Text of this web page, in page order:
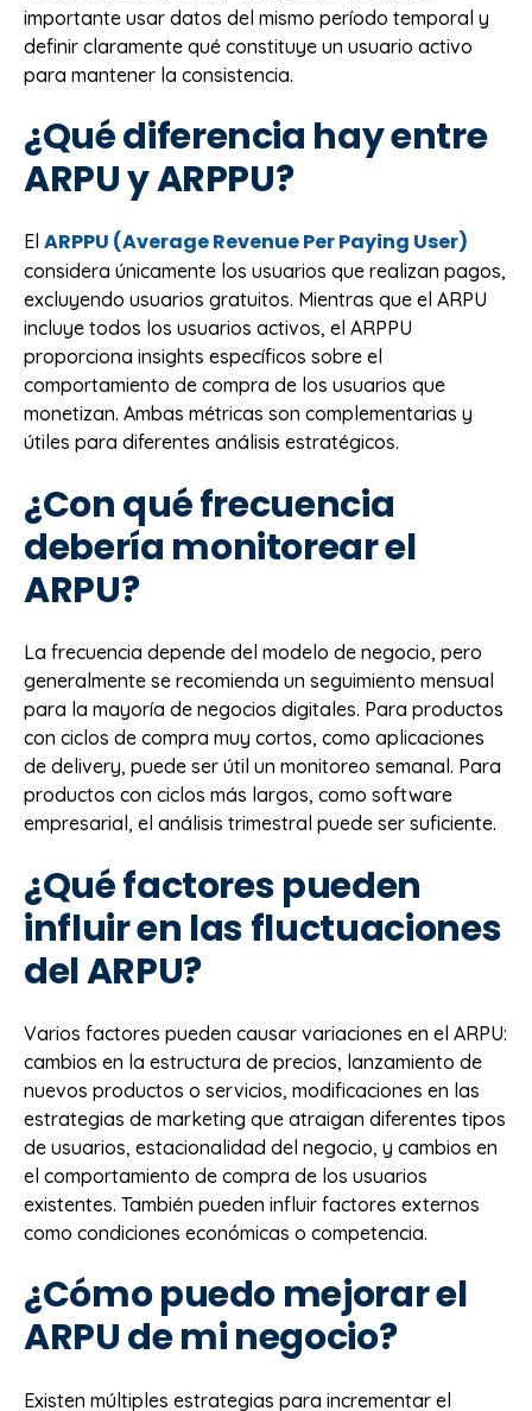
importante usar datos del mismo período temporal y
definir claramente qué constituye un usuario activo
para mantener la consistencia.
¿Qué diferencia hay entre
ARPU y ARPPU?
El ARPPU (Average Revenue Per Paying User)
considera únicamente los usuarios que realizan pagos,
excluyendo usuarios gratuitos. Mientras que el ARPU
incluye todos los usuarios activos, el ARPPU
proporciona insights específicos sobre el
comportamiento de compra de los usuarios que
monetizan. Ambas métricas son complementarias y
útiles para diferentes análisis estratégicos.
¿Con qué frecuencia
debería monitorear el
ARPU?
La frecuencia depende del modelo de negocio, pero
generalmente se recomienda un seguimiento mensual
para la mayoría de negocios digitales. Para productos
con ciclos de compra muy cortos, como aplicaciones
de delivery, puede ser útil un monitoreo semanal. Para
productos con ciclos más largos, como software
empresarial, el análisis trimestral puede ser suficiente.
¿Qué factores pueden
influir en las fluctuaciones
del ARPU?
Varios factores pueden causar variaciones en el ARPU:
cambios en la estructura de precios, lanzamiento de
nuevos productos o servicios, modificaciones en las
estrategias de marketing que atraigan diferentes tipos
de usuarios, estacionalidad del negocio, y cambios en
el comportamiento de compra de los usuarios
existentes. También pueden influir factores externos
como condiciones económicas o competencia.
¿Cómo puedo mejorar el
ARPU de mi negocio?
Existen múltiples estrategias para incrementar el